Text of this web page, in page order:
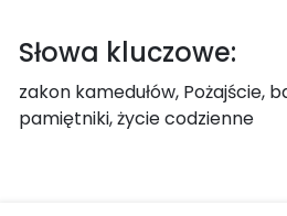
Słowa kluczowe:
zakon kamedułów, Pożajście,
pamiętniki, życie codzienne